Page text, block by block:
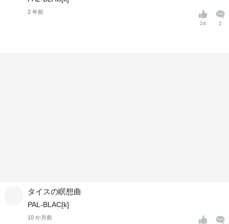
2 年前
24 2
タイスの瞑想曲
PAL-BLAC[k]
10 か月前